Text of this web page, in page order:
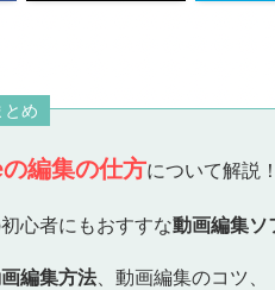
とめ
編集の仕方について解説！
心者にもおすすな動画編集ソ
編集方法、動画編集のコツ、